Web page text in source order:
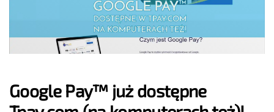
Google Pay™ już dostępne